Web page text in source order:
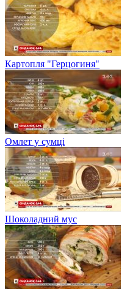
Картопля "Герцогиня"
Омлет у сумці
Шоколадний мус